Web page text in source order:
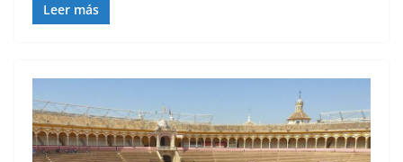
Leer más